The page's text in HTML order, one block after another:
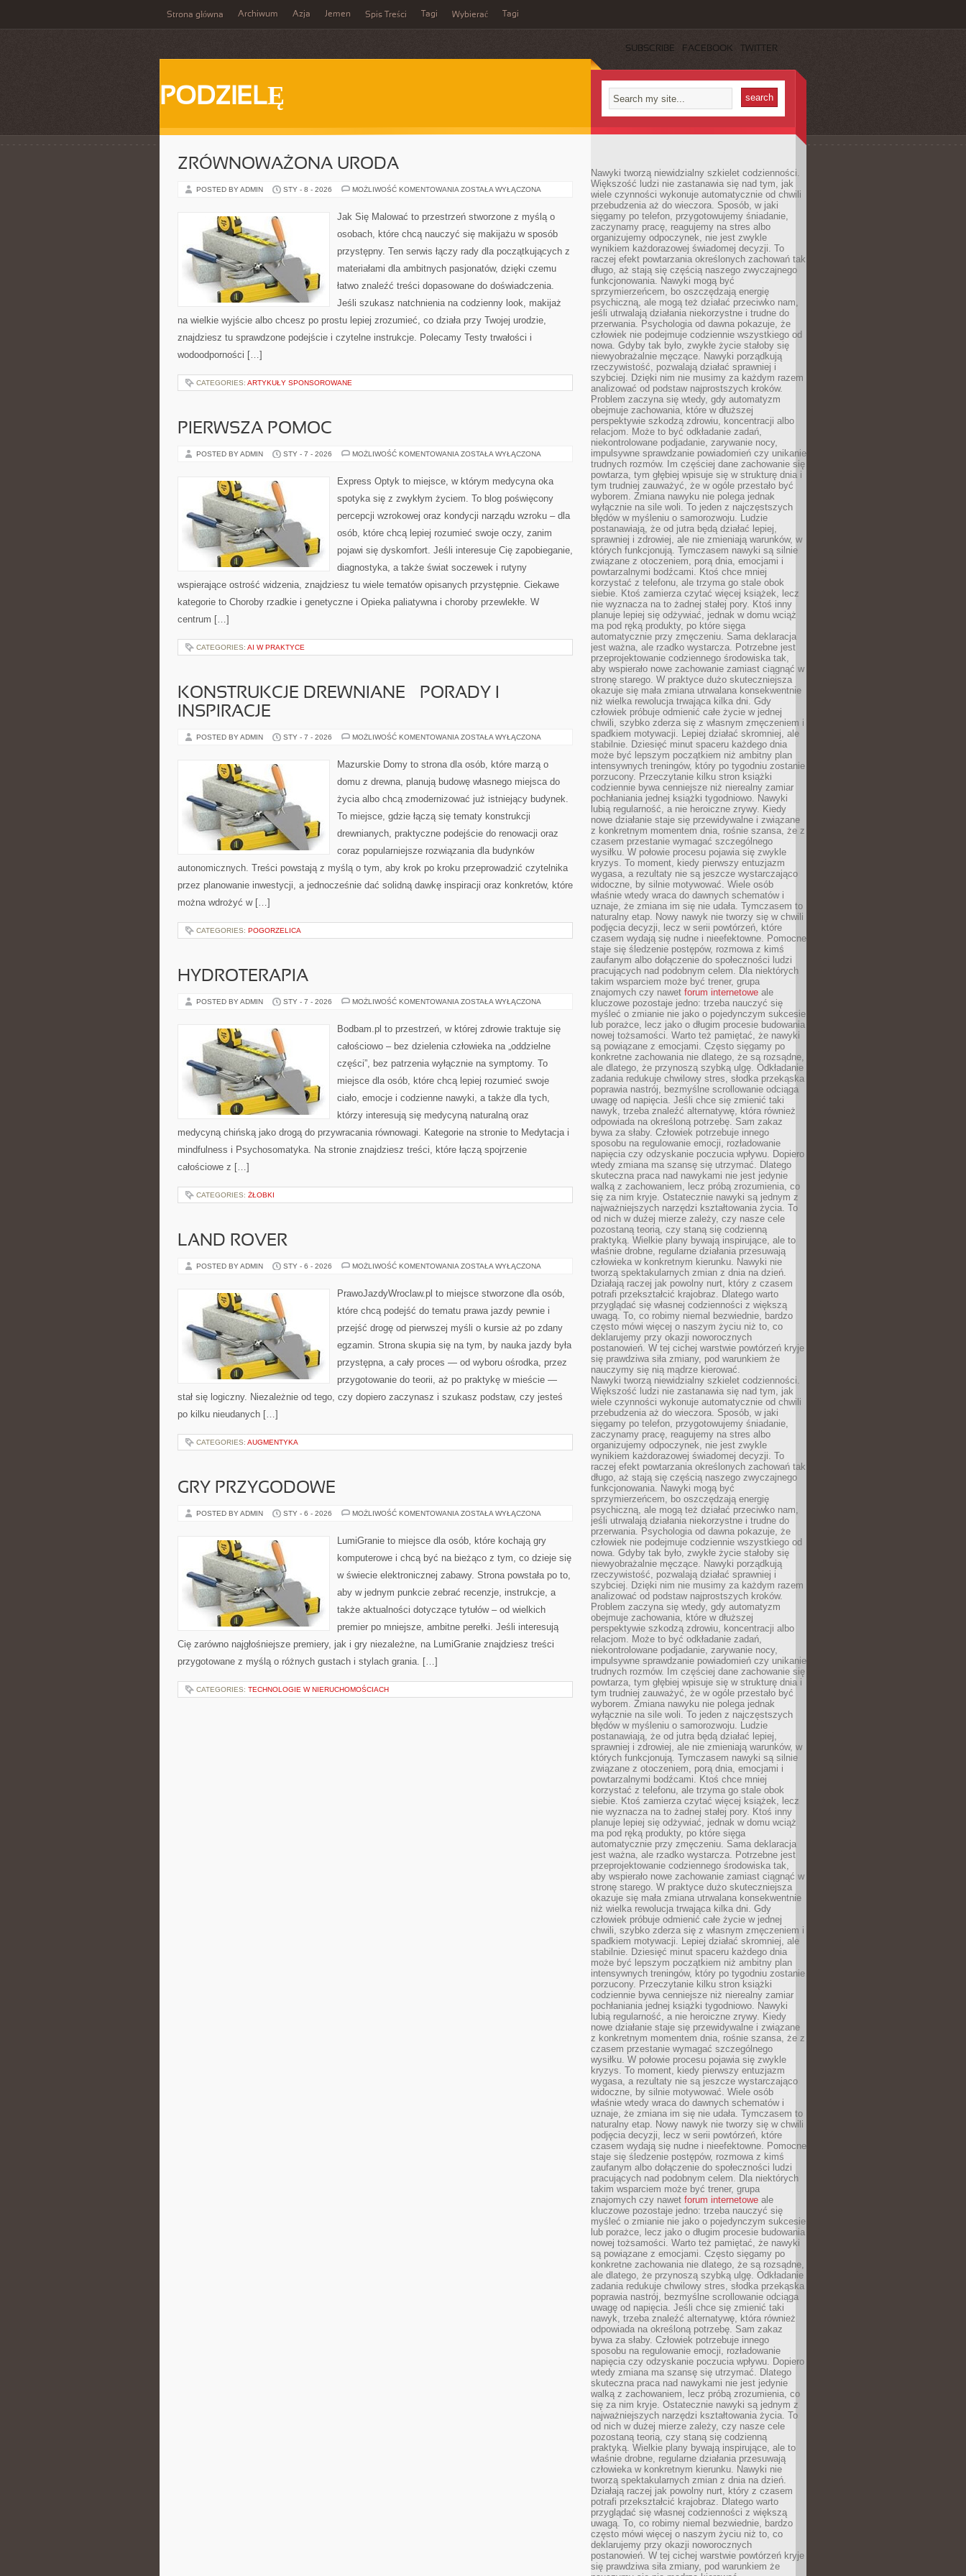
Strona główna Archiwum Azja Jemen Spis Treści Tagi Wybierać Tagi
SUBSCRIBE FACEBOOK TWITTER
PODZIELĘ
ZRÓWNOWAŻONA URODA
POSTED BY ADMIN STY - 8 - 2026 MOŻLIWOŚĆ KOMENTOWANIA ZRÓWNOWAŻONA
ZOSTAŁA WYŁĄCZONA
Jak Się Malować to przestrzeń stworzone z myślą o
osobach, które chcą nauczyć się makijażu w sposób
przystępny. Ten serwis łączy rady dla początkujących z
materiałami dla ambitnych pasjonatów, dzięki czemu
łatwo znaleźć treści dopasowane do doświadczenia.
Jeśli szukasz natchnienia na codzienny look, makijaż
na wielkie wyjście albo chcesz po prostu lepiej zrozumieć, co działa przy Twojej urodzie,
znajdziesz tu sprawdzone podejście i czytelne instrukcje. Polecamy Testy trwałości i
wodoodporności […]
CATEGORIES: ARTYKUŁY SPONSOROWANE
PIERWSZA POMOC
POSTED BY ADMIN STY - 7 - 2026 MOŻLIWOŚĆ KOMENTOWANIA PIERWSZA
ZOSTAŁA WYŁĄCZONA
Express Optyk to miejsce, w którym medycyna oka
spotyka się z zwykłym życiem. To blog poświęcony
percepcji wzrokowej oraz kondycji narządu wzroku – dla
osób, które chcą lepiej rozumieć swoje oczy, zanim
pojawi się dyskomfort. Jeśli interesuje Cię zapobieganie,
diagnostyka, a także świat soczewek i rutyny
wspierające ostrość widzenia, znajdziesz tu wiele tematów opisanych przystępnie. Ciekawe
kategorie to Choroby rzadkie i genetyczne i Opieka paliatywna i choroby przewlekłe. W
centrum […]
CATEGORIES: AI W PRAKTYCE
KONSTRUKCJE DREWNIANE – PORADY I
INSPIRACJE
POSTED BY ADMIN STY - 7 - 2026 MOŻLIWOŚĆ KOMENTOWANIA KONSTRUKCJE
PORADY
I
ZOSTAŁA WYŁĄCZONA
Mazurskie Domy to strona dla osób, które marzą o
domu z drewna, planują budowę własnego miejsca do
życia albo chcą zmodernizować już istniejący budynek.
To miejsce, gdzie łączą się tematy konstrukcji
drewnianych, praktyczne podejście do renowacji oraz
coraz popularniejsze rozwiązania dla budynków
autonomicznych. Treści powstają z myślą o tym, aby krok po kroku przeprowadzić czytelnika
przez planowanie inwestycji, a jednocześnie dać solidną dawkę inspiracji oraz konkretów, które
można wdrożyć w […]
CATEGORIES: POGORZELICA
HYDROTERAPIA
POSTED BY ADMIN STY - 7 - 2026 MOŻLIWOŚĆ KOMENTOWANIA HYDROTERAPIA
ZOSTAŁA WYŁĄCZONA
Bodbam.pl to przestrzeń, w której zdrowie traktuje się
całościowo – bez dzielenia człowieka na „oddzielne
części”, bez patrzenia wyłącznie na symptomy. To
miejsce dla osób, które chcą lepiej rozumieć swoje
ciało, emocje i codzienne nawyki, a także dla tych,
którzy interesują się medycyną naturalną oraz
medycyną chińską jako drogą do przywracania równowagi. Kategorie na stronie to Medytacja i
mindfulness i Psychosomatyka. Na stronie znajdziesz treści, które łączą spojrzenie
całościowe z […]
CATEGORIES: ŻŁOBKI
LAND ROVER
POSTED BY ADMIN STY - 6 - 2026 MOŻLIWOŚĆ KOMENTOWANIA LAND
ZOSTAŁA WYŁĄCZONA
PrawoJazdyWroclaw.pl to miejsce stworzone dla osób,
które chcą podejść do tematu prawa jazdy pewnie i
przejść drogę od pierwszej myśli o kursie aż po zdany
egzamin. Strona skupia się na tym, by nauka jazdy była
przystępna, a cały proces — od wyboru ośrodka, przez
przygotowanie do teorii, aż po praktykę w mieście —
stał się logiczny. Niezależnie od tego, czy dopiero zaczynasz i szukasz podstaw, czy jesteś
po kilku nieudanych […]
CATEGORIES: AUGMENTYKA
GRY PRZYGODOWE
POSTED BY ADMIN STY - 6 - 2026 MOŻLIWOŚĆ KOMENTOWANIA GRY
ZOSTAŁA WYŁĄCZONA
LumiGranie to miejsce dla osób, które kochają gry
komputerowe i chcą być na bieżąco z tym, co dzieje się
w świecie elektronicznej zabawy. Strona powstała po to,
aby w jednym punkcie zebrać recenzje, instrukcje, a
także aktualności dotyczące tytułów – od wielkich
premier po mniejsze, ambitne perełki. Jeśli interesują
Cię zarówno najgłośniejsze premiery, jak i gry niezależne, na LumiGranie znajdziesz treści
przygotowane z myślą o różnych gustach i stylach grania. […]
CATEGORIES: TECHNOLOGIE W NIERUCHOMOŚCIACH
Nawyki tworzą niewidzialny szkielet codzienności.
Większość ludzi nie zastanawia się nad tym, jak
wiele czynności wykonuje automatycznie od chwili
przebudzenia aż do wieczora. Sposób, w jaki
sięgamy po telefon, przygotowujemy śniadanie,
zaczynamy pracę, reagujemy na stres albo
organizujemy odpoczynek, nie jest zwykle
wynikiem każdorazowej świadomej decyzji. To
raczej efekt powtarzania określonych zachowań tak
długo, aż stają się częścią naszego zwyczajnego
funkcjonowania. Nawyki mogą być
sprzymierzeńcem, bo oszczędzają energię
psychiczną, ale mogą też działać przeciwko nam,
jeśli utrwalają działania niekorzystne i trudne do
przerwania. Psychologia od dawna pokazuje, że
człowiek nie podejmuje codziennie wszystkiego od
nowa. Gdyby tak było, zwykłe życie stałoby się
niewyobrażalnie męczące. Nawyki porządkują
rzeczywistość, pozwalają działać sprawniej i
szybciej. Dzięki nim nie musimy za każdym razem
analizować od podstaw najprostszych kroków.
Problem zaczyna się wtedy, gdy automatyzm
obejmuje zachowania, które w dłuższej
perspektywie szkodzą zdrowiu, koncentracji albo
relacjom. Może to być odkładanie zadań,
niekontrolowane podjadanie, zarywanie nocy,
impulsywne sprawdzanie powiadomień czy unikanie
trudnych rozmów. Im częściej dane zachowanie się
powtarza, tym głębiej wpisuje się w strukturę dnia i
tym trudniej zauważyć, że w ogóle przestało być
wyborem. Zmiana nawyku nie polega jednak
wyłącznie na sile woli. To jeden z najczęstszych
błędów w myśleniu o samorozwoju. Ludzie
postanawiają, że od jutra będą działać lepiej,
sprawniej i zdrowiej, ale nie zmieniają warunków, w
których funkcjonują. Tymczasem nawyki są silnie
związane z otoczeniem, porą dnia, emocjami i
powtarzalnymi bodźcami. Ktoś chce mniej
korzystać z telefonu, ale trzyma go stale obok
siebie. Ktoś zamierza czytać więcej książek, lecz
nie wyznacza na to żadnej stałej pory. Ktoś inny
planuje lepiej się odżywiać, jednak w domu wciąż
ma pod ręką produkty, po które sięga
automatycznie przy zmęczeniu. Sama deklaracja
jest ważna, ale rzadko wystarcza. Potrzebne jest
przeprojektowanie codziennego środowiska tak,
aby wspierało nowe zachowanie zamiast ciągnąć w
stronę starego. W praktyce dużo skuteczniejsza
okazuje się mała zmiana utrwalana konsekwentnie
niż wielka rewolucja trwająca kilka dni. Gdy
człowiek próbuje odmienić całe życie w jednej
chwili, szybko zderza się z własnym zmęczeniem i
spadkiem motywacji. Lepiej działać skromniej, ale
stabilnie. Dziesięć minut spaceru każdego dnia
może być lepszym początkiem niż ambitny plan
intensywnych treningów, który po tygodniu zostanie
porzucony. Przeczytanie kilku stron książki
codziennie bywa cenniejsze niż nierealny zamiar
pochłaniania jednej książki tygodniowo. Nawyki
lubią regularność, a nie heroiczne zrywy. Kiedy
nowe działanie staje się przewidywalne i związane
z konkretnym momentem dnia, rośnie szansa, że z
czasem przestanie wymagać szczególnego
wysiłku. W połowie procesu pojawia się zwykle
kryzys. To moment, kiedy pierwszy entuzjazm
wygasa, a rezultaty nie są jeszcze wystarczająco
widoczne, by silnie motywować. Wiele osób
właśnie wtedy wraca do dawnych schematów i
uznaje, że zmiana im się nie udała. Tymczasem to
naturalny etap. Nowy nawyk nie tworzy się w chwili
podjęcia decyzji, lecz w serii powtórzeń, które
czasem wydają się nudne i nieefektowne. Pomocne
staje się śledzenie postępów, rozmowa z kimś
zaufanym albo dołączenie do społeczności ludzi
pracujących nad podobnym celem. Dla niektórych
takim wsparciem może być trener, grupa
znajomych czy nawet forum internetowe ale
kluczowe pozostaje jedno: trzeba nauczyć się
myśleć o zmianie nie jako o pojedynczym sukcesie
lub porażce, lecz jako o długim procesie budowania
nowej tożsamości. Warto też pamiętać, że nawyki
są powiązane z emocjami. Często sięgamy po
konkretne zachowania nie dlatego, że są rozsądne,
ale dlatego, że przynoszą szybką ulgę. Odkładanie
zadania redukuje chwilowy stres, słodka przekąska
poprawia nastrój, bezmyślne scrollowanie odciąga
uwagę od napięcia. Jeśli chce się zmienić taki
nawyk, trzeba znaleźć alternatywę, która również
odpowiada na określoną potrzebę. Sam zakaz
bywa za słaby. Człowiek potrzebuje innego
sposobu na regulowanie emocji, rozładowanie
napięcia czy odzyskanie poczucia wpływu. Dopiero
wtedy zmiana ma szansę się utrzymać. Dlatego
skuteczna praca nad nawykami nie jest jedynie
walką z zachowaniem, lecz próbą zrozumienia, co
się za nim kryje. Ostatecznie nawyki są jednym z
najważniejszych narzędzi kształtowania życia. To
od nich w dużej mierze zależy, czy nasze cele
pozostaną teorią, czy staną się codzienną
praktyką. Wielkie plany bywają inspirujące, ale to
właśnie drobne, regularne działania przesuwają
człowieka w konkretnym kierunku. Nawyki nie
tworzą spektakularnych zmian z dnia na dzień.
Działają raczej jak powolny nurt, który z czasem
potrafi przekształcić krajobraz. Dlatego warto
przyglądać się własnej codzienności z większą
uwagą. To, co robimy niemal bezwiednie, bardzo
często mówi więcej o naszym życiu niż to, co
deklarujemy przy okazji noworocznych
postanowień. W tej cichej warstwie powtórzeń kryje
się prawdziwa siła zmiany, pod warunkiem że
nauczymy się nią mądrze kierować.
Nawyki tworzą niewidzialny szkielet codzienności.
Większość ludzi nie zastanawia się nad tym, jak
wiele czynności wykonuje automatycznie od chwili
przebudzenia aż do wieczora. Sposób, w jaki
sięgamy po telefon, przygotowujemy śniadanie,
zaczynamy pracę, reagujemy na stres albo
organizujemy odpoczynek, nie jest zwykle
wynikiem każdorazowej świadomej decyzji. To
raczej efekt powtarzania określonych zachowań tak
długo, aż stają się częścią naszego zwyczajnego
funkcjonowania. Nawyki mogą być
sprzymierzeńcem, bo oszczędzają energię
psychiczną, ale mogą też działać przeciwko nam,
jeśli utrwalają działania niekorzystne i trudne do
przerwania. Psychologia od dawna pokazuje, że
człowiek nie podejmuje codziennie wszystkiego od
nowa. Gdyby tak było, zwykłe życie stałoby się
niewyobrażalnie męczące. Nawyki porządkują
rzeczywistość, pozwalają działać sprawniej i
szybciej. Dzięki nim nie musimy za każdym razem
analizować od podstaw najprostszych kroków.
Problem zaczyna się wtedy, gdy automatyzm
obejmuje zachowania, które w dłuższej
perspektywie szkodzą zdrowiu, koncentracji albo
relacjom. Może to być odkładanie zadań,
niekontrolowane podjadanie, zarywanie nocy,
impulsywne sprawdzanie powiadomień czy unikanie
trudnych rozmów. Im częściej dane zachowanie się
powtarza, tym głębiej wpisuje się w strukturę dnia i
tym trudniej zauważyć, że w ogóle przestało być
wyborem. Zmiana nawyku nie polega jednak
wyłącznie na sile woli. To jeden z najczęstszych
błędów w myśleniu o samorozwoju. Ludzie
postanawiają, że od jutra będą działać lepiej,
sprawniej i zdrowiej, ale nie zmieniają warunków, w
których funkcjonują. Tymczasem nawyki są silnie
związane z otoczeniem, porą dnia, emocjami i
powtarzalnymi bodźcami. Ktoś chce mniej
korzystać z telefonu, ale trzyma go stale obok
siebie. Ktoś zamierza czytać więcej książek, lecz
nie wyznacza na to żadnej stałej pory. Ktoś inny
planuje lepiej się odżywiać, jednak w domu wciąż
ma pod ręką produkty, po które sięga
automatycznie przy zmęczeniu. Sama deklaracja
jest ważna, ale rzadko wystarcza. Potrzebne jest
przeprojektowanie codziennego środowiska tak,
aby wspierało nowe zachowanie zamiast ciągnąć w
stronę starego. W praktyce dużo skuteczniejsza
okazuje się mała zmiana utrwalana konsekwentnie
niż wielka rewolucja trwająca kilka dni. Gdy
człowiek próbuje odmienić całe życie w jednej
chwili, szybko zderza się z własnym zmęczeniem i
spadkiem motywacji. Lepiej działać skromniej, ale
stabilnie. Dziesięć minut spaceru każdego dnia
może być lepszym początkiem niż ambitny plan
intensywnych treningów, który po tygodniu zostanie
porzucony. Przeczytanie kilku stron książki
codziennie bywa cenniejsze niż nierealny zamiar
pochłaniania jednej książki tygodniowo. Nawyki
lubią regularność, a nie heroiczne zrywy. Kiedy
nowe działanie staje się przewidywalne i związane
z konkretnym momentem dnia, rośnie szansa, że z
czasem przestanie wymagać szczególnego
wysiłku. W połowie procesu pojawia się zwykle
kryzys. To moment, kiedy pierwszy entuzjazm
wygasa, a rezultaty nie są jeszcze wystarczająco
widoczne, by silnie motywować. Wiele osób
właśnie wtedy wraca do dawnych schematów i
uznaje, że zmiana im się nie udała. Tymczasem to
naturalny etap. Nowy nawyk nie tworzy się w chwili
podjęcia decyzji, lecz w serii powtórzeń, które
czasem wydają się nudne i nieefektowne. Pomocne
staje się śledzenie postępów, rozmowa z kimś
zaufanym albo dołączenie do społeczności ludzi
pracujących nad podobnym celem. Dla niektórych
takim wsparciem może być trener, grupa
znajomych czy nawet forum internetowe ale
kluczowe pozostaje jedno: trzeba nauczyć się
myśleć o zmianie nie jako o pojedynczym sukcesie
lub porażce, lecz jako o długim procesie budowania
nowej tożsamości. Warto też pamiętać, że nawyki
są powiązane z emocjami. Często sięgamy po
konkretne zachowania nie dlatego, że są rozsądne,
ale dlatego, że przynoszą szybką ulgę. Odkładanie
zadania redukuje chwilowy stres, słodka przekąska
poprawia nastrój, bezmyślne scrollowanie odciąga
uwagę od napięcia. Jeśli chce się zmienić taki
nawyk, trzeba znaleźć alternatywę, która również
odpowiada na określoną potrzebę. Sam zakaz
bywa za słaby. Człowiek potrzebuje innego
sposobu na regulowanie emocji, rozładowanie
napięcia czy odzyskanie poczucia wpływu. Dopiero
wtedy zmiana ma szansę się utrzymać. Dlatego
skuteczna praca nad nawykami nie jest jedynie
walką z zachowaniem, lecz próbą zrozumienia, co
się za nim kryje. Ostatecznie nawyki są jednym z
najważniejszych narzędzi kształtowania życia. To
od nich w dużej mierze zależy, czy nasze cele
pozostaną teorią, czy staną się codzienną
praktyką. Wielkie plany bywają inspirujące, ale to
właśnie drobne, regularne działania przesuwają
człowieka w konkretnym kierunku. Nawyki nie
tworzą spektakularnych zmian z dnia na dzień.
Działają raczej jak powolny nurt, który z czasem
potrafi przekształcić krajobraz. Dlatego warto
przyglądać się własnej codzienności z większą
uwagą. To, co robimy niemal bezwiednie, bardzo
często mówi więcej o naszym życiu niż to, co
deklarujemy przy okazji noworocznych
postanowień. W tej cichej warstwie powtórzeń kryje
się prawdziwa siła zmiany, pod warunkiem że